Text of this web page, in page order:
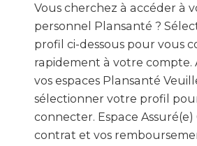
Vous cherchez à accéder à
personnel Plansanté ?
profil ci-dessous pour vous
rapidement à votre compte.
vos espaces Plansanté
sélectionner votre profil
connecter. Espace
contrat et vos